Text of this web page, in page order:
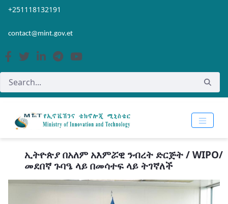
Skip to Main Content
Open Accessibility Menu
+251118132191
contact@mint.gov.et
ኢትዮጵያ በአለም አእምሯዊ ንብረት ድርጅት / WIPO/
መደበኛ ጉባዔ ላይ በመሳተፍ ላይ ትገኛለች